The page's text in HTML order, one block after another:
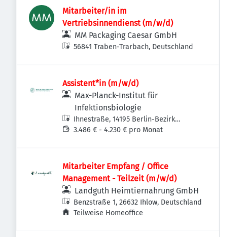
Mitarbeiter/in im
Vertriebsinnendienst (m/w/d)
MM Packaging Caesar GmbH
56841 Traben-Trarbach, Deutschland
Assistent*in (m/w/d)
Max-Planck-Institut für
Infektionsbiologie
Ihnestraße, 14195 Berlin-Bezirk
Steglitz-Zehlendorf, Deutschland
3.486 € - 4.230 € pro Monat
Mitarbeiter Empfang / Office
Management - Teilzeit (m/w/d)
Landguth Heimtiernahrung GmbH
Benzstraße 1, 26632 Ihlow, Deutschland
Teilweise Homeoffice